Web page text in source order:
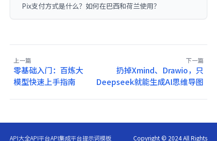
Pix支付方式是什么？如何在巴西和荷兰使用？
上一篇
零基础入门：百炼大
模型快速上手指南
下一篇
扔掉Xmind、Drawio，只
Deepseek就能生成AI思维导图
API大全API平台API集成平台提示词模板 Copyright © 2024 All Rights